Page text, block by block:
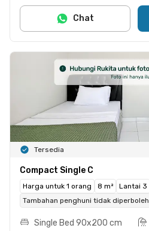
Chat
Tersedia
Compact Single C
Harga untuk 1 orang 8 m²
Lantai 3
Tambahan penghuni tidak
Single Bed 90x200 cm